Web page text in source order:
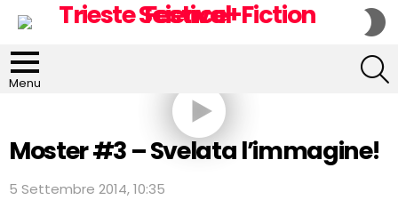
Menu
Moster #3 – Svelata l’immagine!
5 Settembre 2014, 10:35